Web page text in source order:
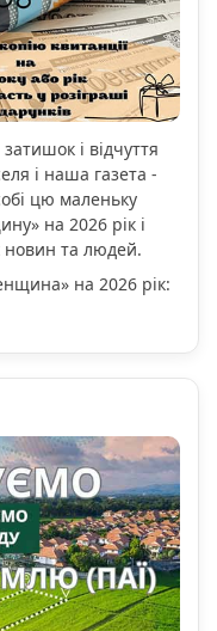
і відчуття
і наша газета -
цю маленьку
на 2026 рік і
новин та людей.
на 2026 рік: